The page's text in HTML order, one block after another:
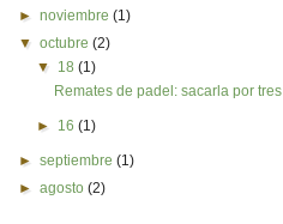
►noviembre(1)
▼octubre(2)
▼ 18 (1)
Remates de padel: sacarla por tres
► 16 (1)
►septiembre(1)
►agosto(2)